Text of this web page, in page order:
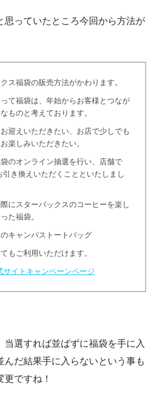
思っていたところ今回から方法が
ス福袋の販売方法がかわります。
て福袋は、年始からお客様とつなが
ものと考えております。
迎えいただきたい、お店で少しでも
楽しみいただきたい。
のオンライン抽選を行い、店舗で
引き換えいただくことといたしまし
にスターバックスのコーヒーを楽し
た福袋。
キャンパストートバッグ
もご利用いただけます。
サイトキャンペーンページ
選すれば並ばずに福袋を手に入
んだ結果手に入らないという事も
ですね！